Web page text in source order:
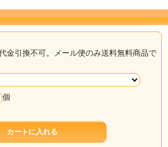
金引換不可。メール便のみ送料無料商品で
個